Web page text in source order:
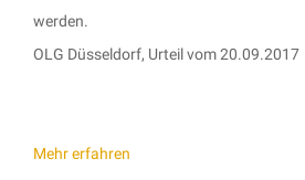
werden.
OLG Düsseldorf, Urteil vom 20.09.2017
Mehr erfahren